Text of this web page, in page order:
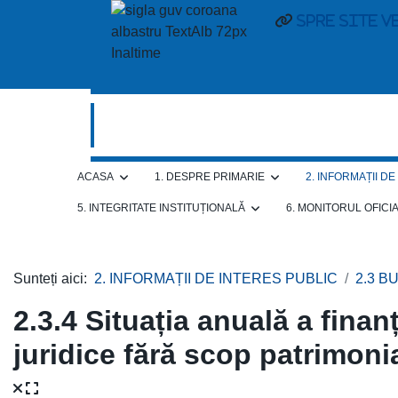
Spre site
ACASA 1. DESPRE PRIMARIE 2. INFORMAȚII
5. INTEGRITATE INSTITUȚIONALĂ 6. MONITORUL
Sunteți aici: 2. INFORMAȚII DE INTERES PUBLIC 2.3
2.3.4 Situația anuală a
juridice fără scop